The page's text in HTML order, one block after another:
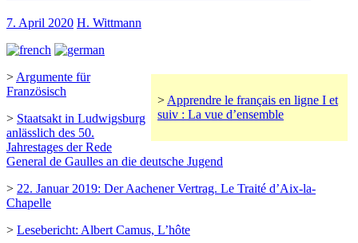
7. April 2020 H. Wittmann
> Apprendre le français en ligne I et
suiv : La vue d’ensemble
> Argumente für
Französisch
> Staatsakt in Ludwigsburg
anlässlich des 50.
Jahrestages der Rede
General de Gaulles an die deutsche Jugend
> 22. Januar 2019: Der Aachener Vertrag. Le Traité d’Aix-la-
Chapelle
> Lesebericht: Albert Camus, L’hôte